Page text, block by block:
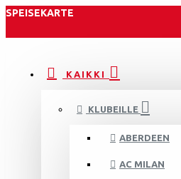
SPEISEKARTE
KAIKKI
KLUBEILLE
ABERDEEN
AC MILAN